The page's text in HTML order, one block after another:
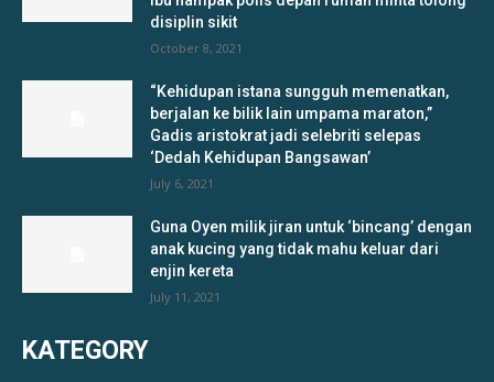
disiplin sikit
October 8, 2021
“Kehidupan istana sungguh memenatkan,
berjalan ke bilik lain umpama maraton,”
Gadis aristokrat jadi selebriti selepas
‘Dedah Kehidupan Bangsawan’
July 6, 2021
Guna Oyen milik jiran untuk ‘bincang’ dengan
anak kucing yang tidak mahu keluar dari
enjin kereta
July 11, 2021
KATEGORY